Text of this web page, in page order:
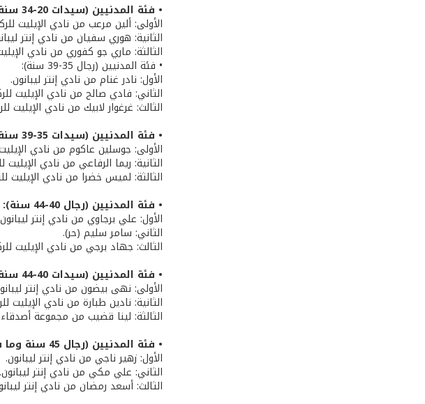
• فئة المدنيين (سيدات 20-34 سنة):
الأولى: ألين مرعب من نادي الإيليت
الثانية: هوري سفيان من نادي إنتر
الثالثة: ماري جو كفوري من نادي
• فئة المدنيين (رجال 35-39 سنة):
الأول: نادر غنام من نادي إنتر ليبانون.
الثاني: فادي صالح من نادي الإيليت
الثالث: غرغوار لابيك من نادي الإيليت
• فئة المدنيين (سيدات 35-39 سنة):
الأولى: جوسلين عاكوم من نادي
الثانية: ريما الرفاعي من نادي
الثالثة: لميس خضرا من نادي الإيليت
• فئة المدنيين (رجال 40-44 سنة):
الأول: علي برجاوي من نادي إنتر
الثاني: سامر سليم (حر).
الثالث: جهاد برجي من نادي الإيليت
• فئة المدنيين (سيدات 40-44 سنة):
الأولى: نهى بيضون من نادي إنتر
الثانية: نادين طبارة من نادي الإيليت
الثالثة: لينا قضيب من مجموعة أصدقاء
• فئة المدنيين (رجال 45 سنة وما فوق):
الأول: زهير ناجي من نادي إنتر ليبانون.
الثاني: علي مكي من نادي إنتر ليبانون.
الثالث: أسعد رمضان من نادي إنتر